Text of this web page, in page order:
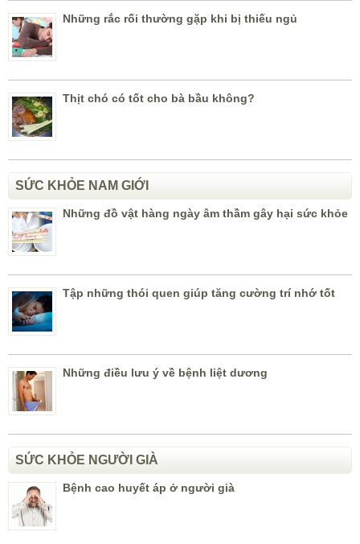
Những rắc rối thường gặp khi bị thiếu ngủ
Thịt chó có tốt cho bà bầu không?
SỨC KHỎE NAM GIỚI
Những đồ vật hàng ngày âm thầm gây hại sức khỏe
Tập những thói quen giúp tăng cường trí nhớ tốt
Những điều lưu ý về bệnh liệt dương
SỨC KHỎE NGƯỜI GIÀ
Bệnh cao huyết áp ở người già